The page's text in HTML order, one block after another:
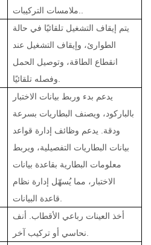
ملامسات التركيبات..
يتم إيقاف التشغيل تلقائيًا في حالة
الطوارئ، وإيقاف التشغيل عند
انقطاع الطاقة، وتوصيل الحمل
وفصله تلقائيًا.
يدعم بدء وربط بيانات الاختبار
بالباركود، ويصنف البطاريات بسرعة
ودقة. يدعم وظائف إدارة قواعد
بيانات البطاريات التفصيلية، ويربط
معلومات البطارية بقاعدة بيانات
الاختبار، مما يُسهّل إدارة نظام
قاعدة البيانات.
أخذ العينات رباعي الأقطاب. أنف
نحاسي أو تركيب آخر.